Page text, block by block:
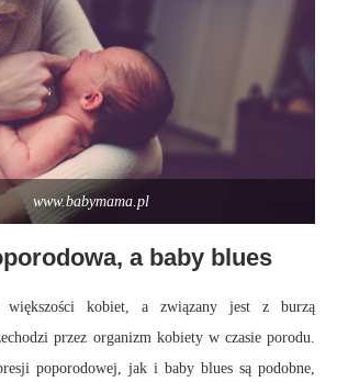
www.babymama.pl
a baby blues
większości kobiet, a związany jest z burzą
przez organizm kobiety w czasie porodu.
poporodowej, jak i baby blues są podobne,